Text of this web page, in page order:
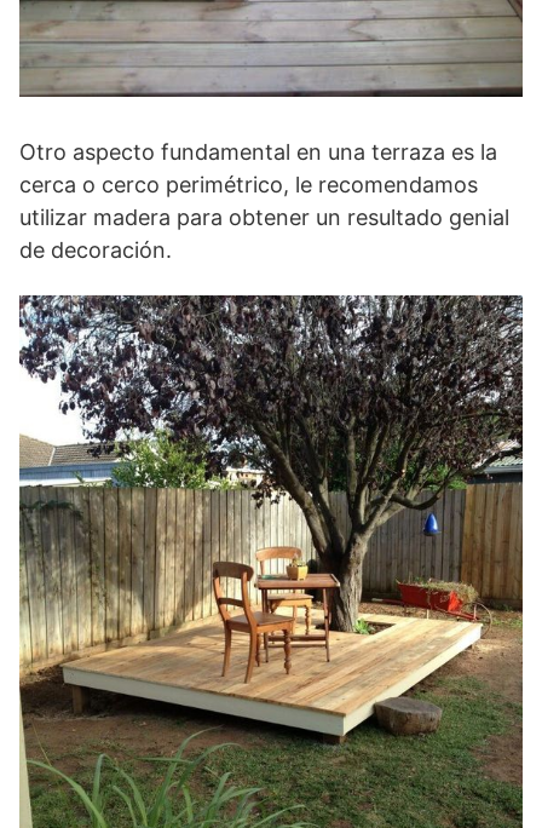
Otro aspecto fundamental en una terraza es la
cerca o cerco perimétrico, le recomendamos
utilizar madera para obtener un resultado genial
de decoración.